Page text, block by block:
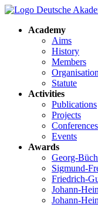
Academy
Aims
History
Members
Organisation
Statute
Activities
Publications
Projects
Conferences
Events
Awards
Georg-
Sigmund-
Friedrich-
Johann-
Johann-